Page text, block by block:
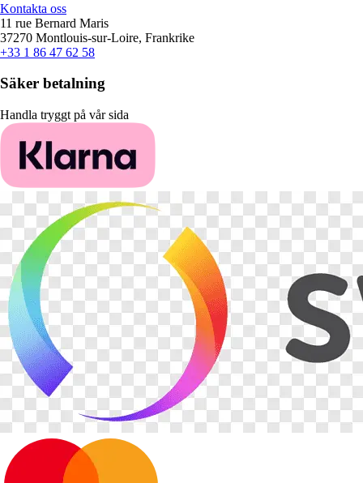
Kontakta oss
11 rue Bernard Maris
37270 Montlouis-sur-Loire, Frankrike
+33 1 86 47 62 58
Säker betalning
Handla tryggt på vår sida